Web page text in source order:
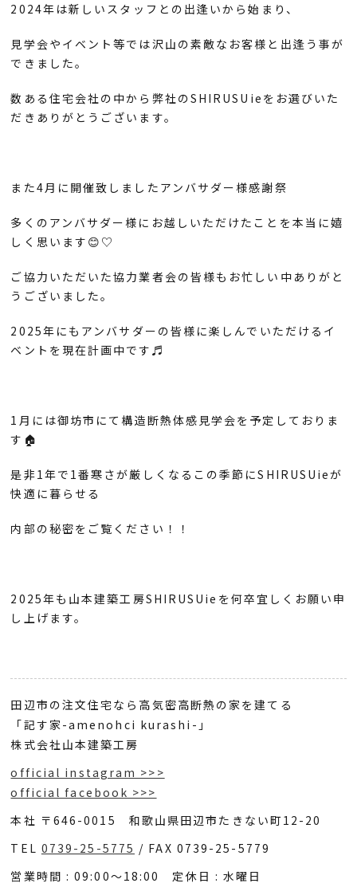
2024年は新しいスタッフとの出逢いから始まり、
見学会やイベント等では沢山の素敵なお客様と出逢う事が
できました。
数ある住宅会社の中から弊社のSHIRUSUieをお選びいた
だきありがとうございます。
また4月に開催致しましたアンバサダー様感謝祭
多くのアンバサダー様にお越しいただけたことを本当に嬉
しく思います😊♡
ご協力いただいた協力業者会の皆様もお忙しい中ありがと
うございました。
2025年にもアンバサダーの皆様に楽しんでいただけるイ
ベントを現在計画中です♬
1月には御坊市にて構造断熱体感見学会を予定しておりま
す🏠
是非1年で1番寒さが厳しくなるこの季節にSHIRUSUieが
快適に暮らせる
内部の秘密をご覧ください！！
2025年も山本建築工房SHIRUSUieを何卒宜しくお願い申
し上げます。
田辺市の注文住宅なら高気密高断熱の家を建てる
「記す家-amenohci kurashi-」
株式会社山本建築工房
official instagram >>>
official facebook >>>
本社 〒646-0015 和歌山県田辺市たきない町12-20
TEL 0739-25-5775 / FAX 0739-25-5779
営業時間 : 09:00～18:00 定休日 : 水曜日